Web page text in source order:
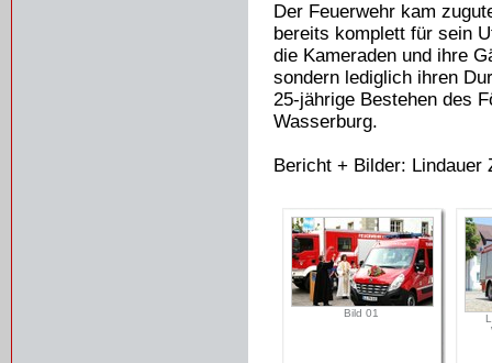
Der Feuerwehr kam
bereits komplett für sein
die Kameraden und ihre
sondern lediglich ihren
25-jährige Bestehen des
Wasserburg.
Bericht + Bilder: Lindauer
Bild 01